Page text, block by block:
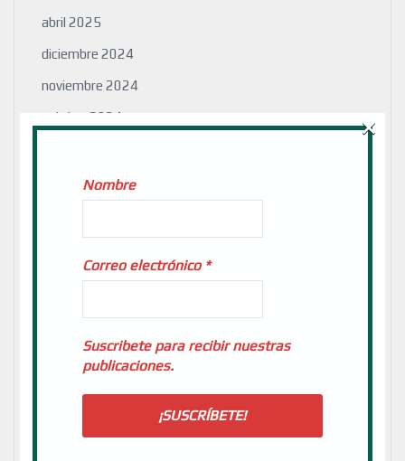
abril 2025
diciembre 2024
noviembre 2024
octubre 2024
julio 2024
abril 2024
febrero 2024
enero 2024
julio 2023
Nombre
Correo electrónico *
Suscribete para recibir nuestras
publicaciones.
×